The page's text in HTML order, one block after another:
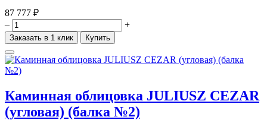
87 777 ₽
–
+
Заказать в 1 клик Купить
Каминная облицовка JULIUSZ CEZAR
(угловая) (балка №2)